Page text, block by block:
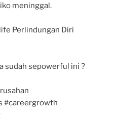
meninggal.
Perlindungan Diri
sudah sepowerful ini ?
#careergrowth